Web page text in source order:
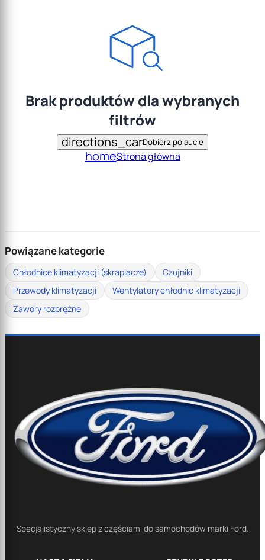
Brak produktów dla wybranych
filtrów
directions_carDobierz po aucie
homeStrona główna
Powiązane kategorie
Chłodnice klimatyzacji (skraplacze)
Czujniki
Przewody klimatyzacji
Wentylatory chłodnic klimatyzacji
Zawory rozprężne
Specjalistyczny sklep z częściami do samochodów marki Ford.